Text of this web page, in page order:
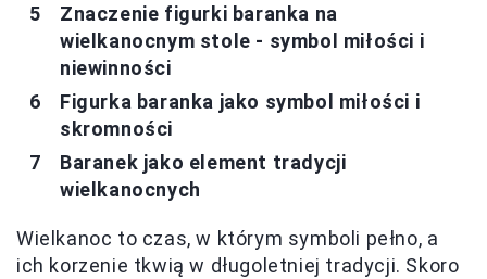
Znaczenie figurki baranka na
wielkanocnym stole - symbol miłości i
niewinności
Figurka baranka jako symbol miłości i
skromności
Baranek jako element tradycji
wielkanocnych
Wielkanoc to czas, w którym symboli pełno, a
ich korzenie tkwią w długoletniej tradycji. Skoro